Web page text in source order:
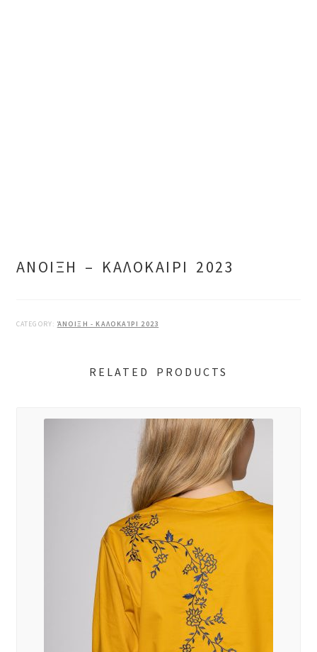
ΑΝΟΙΞΗ – ΚΑΛΟΚΑΙΡΙ 2023
CATEGORY: ΆΝΟΙΞΗ - ΚΑΛΟΚΑΊΡΙ 2023
RELATED PRODUCTS